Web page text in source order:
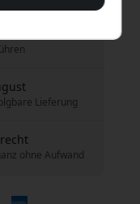
Lieferung
ohne Aufwand